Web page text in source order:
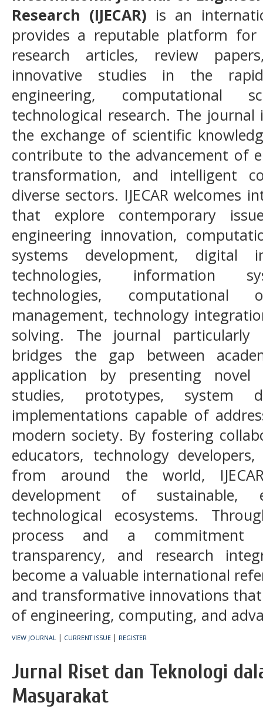
Research (IJECAR) is an
provides a reputable platform
research articles, review
innovative studies in the
engineering, computational
technological research. The
the exchange of scientific
contribute to the advancement of
transformation, and intelligent
diverse sectors. IJECAR welcomes
that explore contemporary
engineering innovation,
systems development, digital
technologies, information
technologies, computational
management, technology
solving. The journal particularly
bridges the gap between
application by presenting novel
studies, prototypes, system
implementations capable of
modern society. By fostering
educators, technology
from around the world,
development of sustainable,
technological ecosystems.
process and a commitment
transparency, and research
become a valuable international
and transformative innovations
of engineering, computing, and
VIEW JOURNAL | CURRENT ISSUE | REGISTER
Jurnal Riset dan Teknologi
Masyarakat